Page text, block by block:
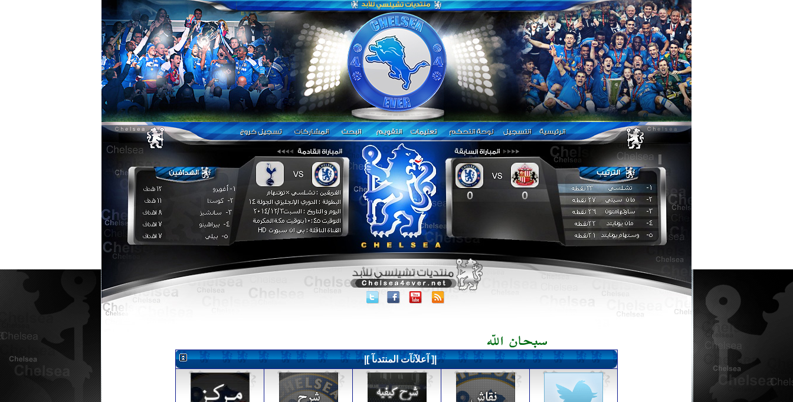
|[ آعلآنآت المنتدىآ ]|